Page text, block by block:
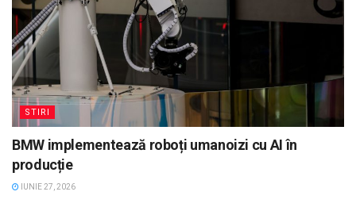
STIRI
BMW implementează roboți umanoizi cu AI în
producție
IUNIE 27, 2026